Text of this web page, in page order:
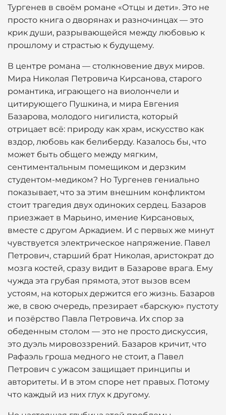
Тургенев в своём романе «Отцы и дети». Это не
просто книга о дворянах и разночинцах — это
крик души, разрывающейся между любовью к
прошлому и страстью к будущему.
В центре романа — столкновение двух миров.
Мира Николая Петровича Кирсанова, старого
романтика, играющего на виолончели и
цитирующего Пушкина, и мира Евгения
Базарова, молодого нигилиста, который
отрицает всё: природу как храм, искусство как
вздор, любовь как белиберду. Казалось бы, что
может быть общего между мягким,
сентиментальным помещиком и дерзким
студентом-медиком? Но Тургенев гениально
показывает, что за этим внешним конфликтом
стоит трагедия двух одиноких сердец. Базаров
приезжает в Марьино, имение Кирсановых,
вместе с другом Аркадием. И с первых же минут
чувствуется электрическое напряжение. Павел
Петрович, старший брат Николая, аристократ до
мозга костей, сразу видит в Базарове врага. Ему
чужда эта грубая прямота, этот вызов всем
устоям, на которых держится его жизнь. Базаров
же, в свою очередь, презирает «барскую» пустоту
и позёрство Павла Петровича. Их спор за
обеденным столом — это не просто дискуссия,
это дуэль мировоззрений. Базаров кричит, что
Рафаэль гроша медного не стоит, а Павел
Петрович с ужасом защищает принципы и
авторитеты. И в этом споре нет правых. Потому
что каждый из них глух к другому.